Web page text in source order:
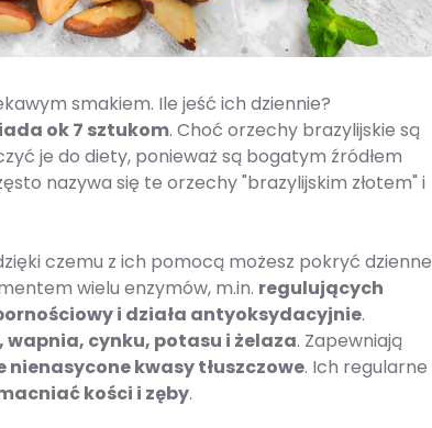
smakiem. Ile jeść ich dziennie?
ok 7 sztukom. Choć orzechy brazylijskie są
je do diety, ponieważ są bogatym źródłem
nazywa się te orzechy "brazylijskim złotem" i
czemu z ich pomocą możesz pokryć dzienne
wielu enzymów, m.in. regulujących
i działa antyoksydacyjnie.
wapnia, cynku, potasu i żelaza. Zapewniają
nienasycone kwasy tłuszczowe. Ich regularne
kości i zęby.